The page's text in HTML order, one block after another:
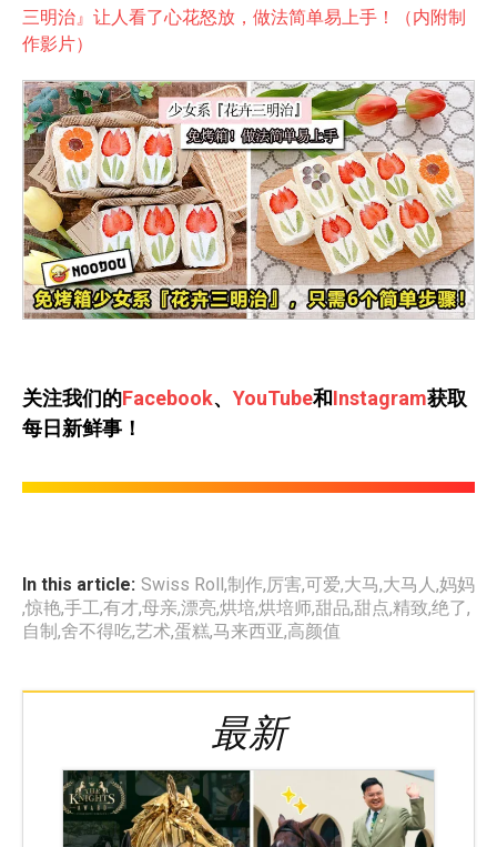
三明治』让人看了心花怒放，做法简单易上手！（内附制
作影片）
关注我们的Facebook、 YouTube和Instagram获取
每日新鲜事！
In this article: Swiss Roll,制作,厉害,可爱,大马,大马人 ,妈妈
,惊艳,手工,有才,母亲,漂亮,烘培,烘培师,甜品,甜点,精致,绝了,
自制,舍不得吃,艺术,蛋糕,马来西亚,高颜值
最新